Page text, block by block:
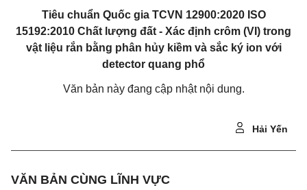
Tiêu chuẩn Quốc gia TCVN 12900:2020 ISO
15192:2010 Chất lượng đất - Xác định crôm (VI) trong
vật liệu rắn bằng phân hủy kiềm và sắc ký ion với
detector quang phổ
Văn bản này đang cập nhật nội dung.
Hải Yến
VĂN BẢN CÙNG LĨNH VỰC